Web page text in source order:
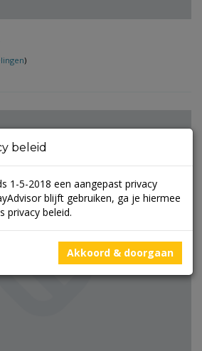
)
beleid
1-5-2018 een aangepast privacy
blijft gebruiken, ga je hiermee
privacy beleid.
Akkoord & doorgaan